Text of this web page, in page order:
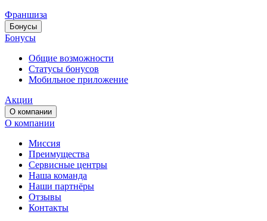
Франшиза
Бонусы
Бонусы
Общие возможности
Статусы бонусов
Мобильное приложение
Акции
О компании
О компании
Миссия
Преимущества
Сервисные центры
Наша команда
Наши партнёры
Отзывы
Контакты